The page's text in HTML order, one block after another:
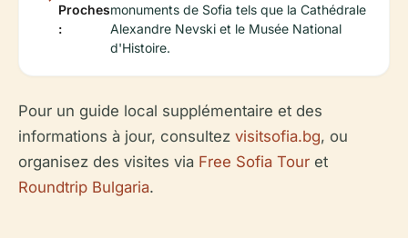
Proches
:
monuments de Sofia tels que la Cathédrale
Alexandre Nevski et le Musée National
d'Histoire.
Pour un guide local supplémentaire et des
informations à jour, consultez visitsofia.bg, ou
organisez des visites via Free Sofia Tour et
Roundtrip Bulgaria.